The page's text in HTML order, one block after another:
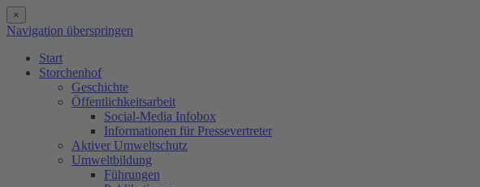
×
Navigation überspringen
Start
Storchenhof
Geschichte
Öffentlichkeitsarbeit
Social-Media Infobox
Informationen für Pressevertreter
Aktiver Umweltschutz
Umweltbildung
Führungen